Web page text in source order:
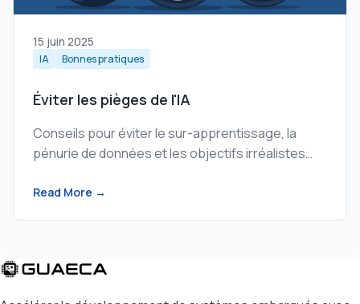
15 juin 2025
IA Bonnes pratiques
Éviter les pièges de l'IA
Conseils pour éviter le sur-apprentissage, la
pénurie de données et les objectifs irréalistes
Read More →